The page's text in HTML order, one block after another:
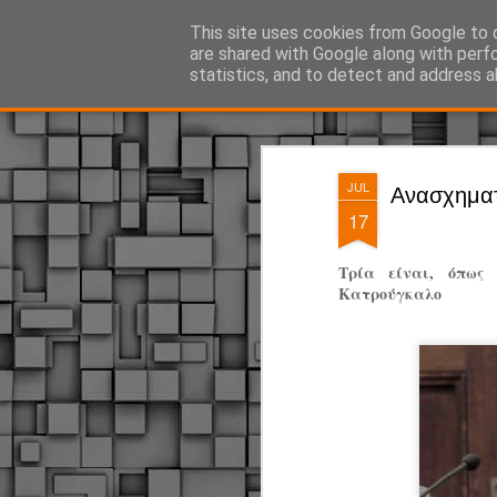
JUL
17
Τρία είναι,
Κατρούγκαλο
This site uses cookies from Google to
are shared with Google along with
statistics, and to detect and address
ΔΗΜΟΤΙΚΗ ΑΣΤΥΝΟΜΙΑ, τα νέα!